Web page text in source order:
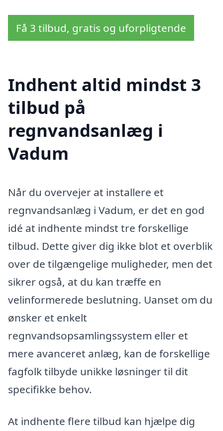
Få 3 tilbud, gratis og uforpligtende
Indhent altid mindst 3
tilbud på
regnvandsanlæg i
Vadum
Når du overvejer at installere et
regnvandsanlæg i Vadum, er det en god
idé at indhente mindst tre forskellige
tilbud. Dette giver dig ikke blot et overblik
over de tilgængelige muligheder, men det
sikrer også, at du kan træffe en
velinformerede beslutning. Uanset om du
ønsker et enkelt
regnvandsopsamlingssystem eller et
mere avanceret anlæg, kan de forskellige
fagfolk tilbyde unikke løsninger til dit
specifikke behov.
At indhente flere tilbud kan hjælpe dig